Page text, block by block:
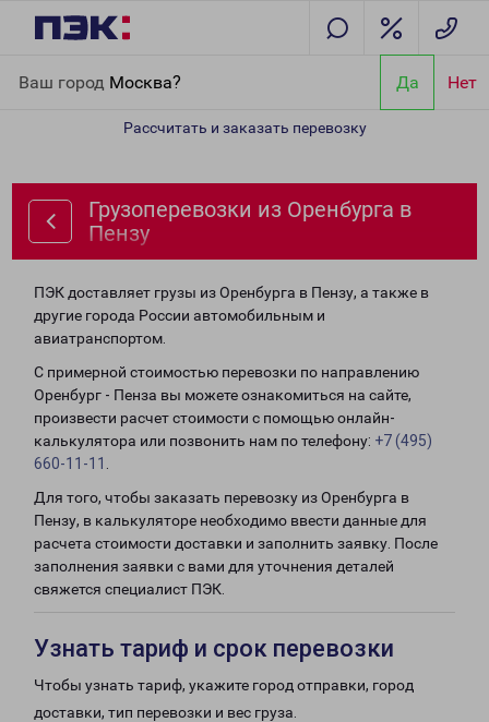
Ваш город Москва? Да Нет
Рассчитать и заказать перевозку
Грузоперевозки из Оренбурга в
Пензу
ПЭК доставляет грузы из Оренбурга в Пензу, а также в
другие города России автомобильным и
авиатранспортом.
С примерной стоимостью перевозки по направлению
Оренбург - Пенза вы можете ознакомиться на сайте,
произвести расчет стоимости с помощью онлайн-
калькулятора или позвонить нам по телефону: +7 (495)
660-11-11
Для того, чтобы заказать перевозку из Оренбурга в
Пензу, в калькуляторе необходимо ввести данные для
расчета стоимости доставки и заполнить заявку. После
заполнения заявки с вами для уточнения деталей
свяжется специалист ПЭК.
Узнать тариф и срок перевозки
Чтобы узнать тариф, укажите город отправки, город
доставки, тип перевозки и вес груза.